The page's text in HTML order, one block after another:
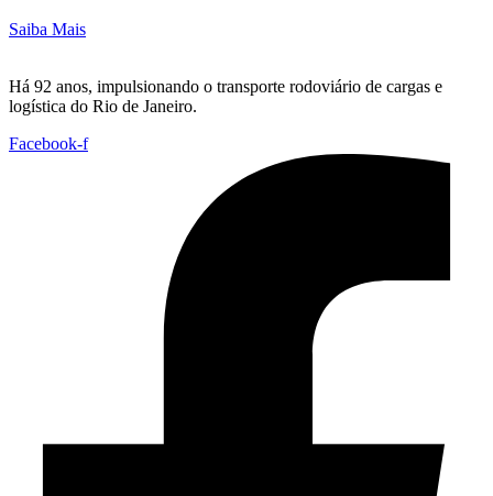
Saiba Mais
Há 92 anos, impulsionando o transporte rodoviário de cargas e
logística do Rio de Janeiro.
Facebook-f